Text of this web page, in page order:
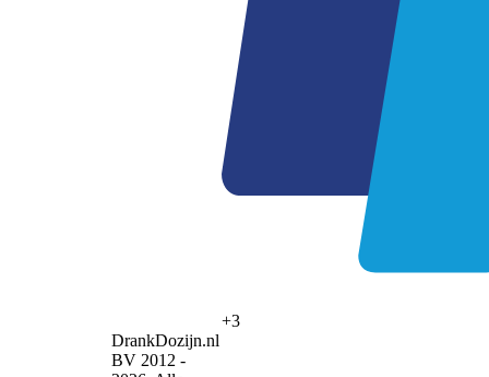
+3
DrankDozijn.nl
BV 2012 -